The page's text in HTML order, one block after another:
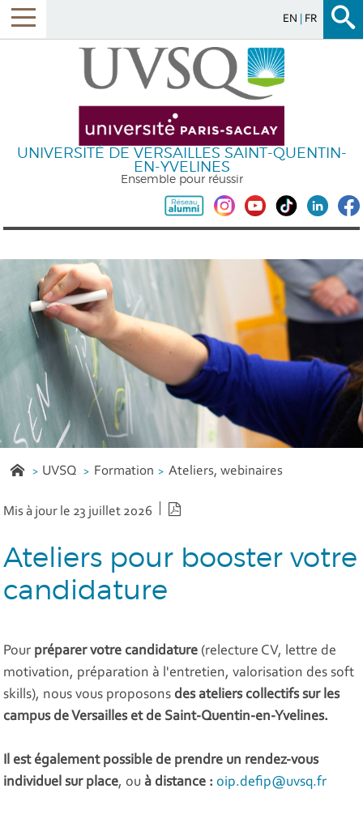
EN FR
UNIVERSITÉ DE VERSAILLES SAINT-QUENTIN-
EN-YVELINES
Ensemble pour réussir
UVSQ Formation Ateliers, webinaires
Mis à jour le 23 juillet 2026
Ateliers pour booster votre
candidature
Pour préparer votre candidature (relecture CV, lettre de
motivation, préparation à l'entretien, valorisation des soft
skills), nous vous proposonsdes ateliers collectifs sur les
campus de Versailles et de Saint-Quentin-en-Yvelines.
Il est également possible de prendre un rendez-vous
individuelsur place, ou à distance :oip.defip@uvsq.fr